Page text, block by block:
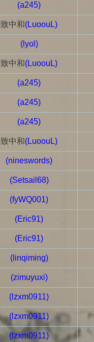
(a245)
致中和(LuoouL)
(lyol)
致中和(LuoouL)
(a245)
(a245)
(a245)
致中和(LuoouL)
(nineswords)
(Setsail68)
(fyWQ001)
(Eric91)
(Eric91)
(linqiming)
(zimuyuxi)
(lzxm0911)
(lzxm0911)
(lzxm0911)